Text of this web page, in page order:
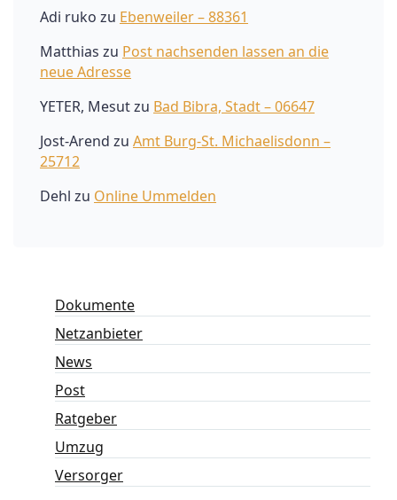
Adi ruko zu Ebenweiler – 88361
Matthias zu Post nachsenden lassen an die
neue Adresse
YETER, Mesutzu Bad Bibra, Stadt – 06647
Jost-Arend zu Amt Burg-St. Michaelisdonn –
25712
Dehl zu Online Ummelden
Dokumente
Netzanbieter
News
Post
Ratgeber
Umzug
Versorger